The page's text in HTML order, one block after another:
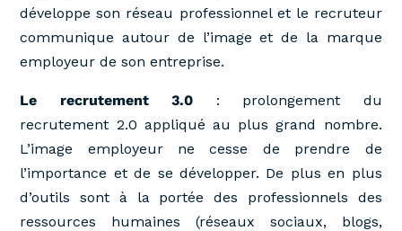
développe son réseau professionnel et le recruteur
communique autour de l’image et de la marque
employeur de son entreprise.
Le recrutement 3.0 : prolongement du
recrutement 2.0 appliqué au plus grand nombre.
L’image employeur ne cesse de prendre de
l’importance et de se développer. De plus en plus
d’outils sont à la portée des professionnels des
ressources humaines (réseaux sociaux, blogs,